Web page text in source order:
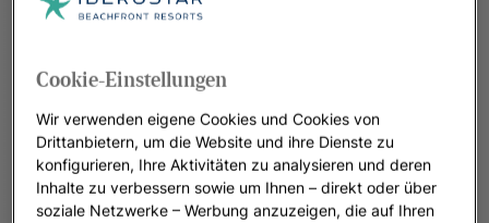
Cookie-Einstellungen
Wir verwenden eigene Cookies und Cookies von
Drittanbietern, um die Website und ihre Dienste zu
konfigurieren, Ihre Aktivitäten zu analysieren und deren
Inhalte zu verbessern sowie um Ihnen – direkt oder über
soziale Netzwerke – Werbung anzuzeigen, die auf Ihren